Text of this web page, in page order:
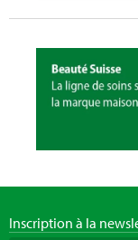
Inscription à la